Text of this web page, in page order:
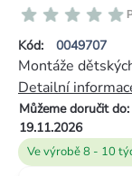
Kód: 0049707
Průměrné
hodnocení
produktu
je
0,0
z
5
hvězdiček.
Ve výrobě 8 - 10
Můžeme doručit do:
19.11.2026
Montáže
Detailní